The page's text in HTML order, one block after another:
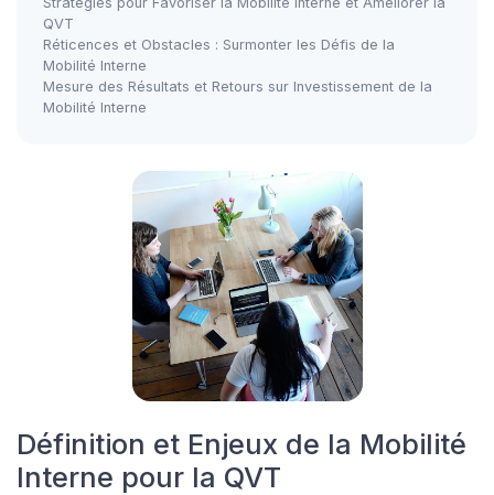
QVT
Réticences et Obstacles : Surmonter les Défis de la
Mobilité Interne
Mesure des Résultats et Retours sur Investissement de la
Mobilité Interne
Définition et Enjeux de la Mobilité
Interne pour la QVT